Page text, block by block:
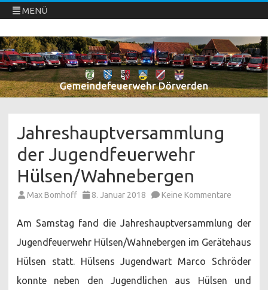
MENÜ
Freiwillige Feuerwehren Dörverden
Direkt
zum
Inhalt
springen
Jahreshauptversammlung
der Jugendfeuerwehr
Hülsen/Wahnebergen
Max Bomhoff 8. Januar 2018 Keine Kommentare
Hülsen/
Am Samstag fand die Jahreshauptversammlung der
Jugendfeuerwehr Hülsen/Wahnebergen im Gerätehaus
Hülsen statt. Hülsens Jugendwart Marco Schröder
konnte neben den Jugendlichen aus Hülsen und